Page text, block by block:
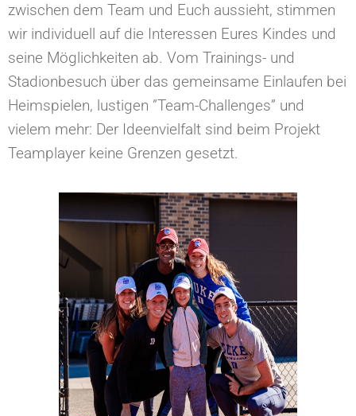
zwischen dem Team und Euch aussieht, stimmen
wir individuell auf die Interessen Eures Kindes und
seine Möglichkeiten ab. Vom Trainings- und
Stadionbesuch über das gemeinsame Einlaufen bei
Heimspielen, lustigen ”Team-Challenges” und
vielem mehr: Der Ideenvielfalt sind beim Projekt
Teamplayer keine Grenzen gesetzt.